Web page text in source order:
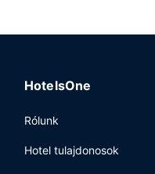
HotelsOne
Rólunk
Hotel tulajdonosok